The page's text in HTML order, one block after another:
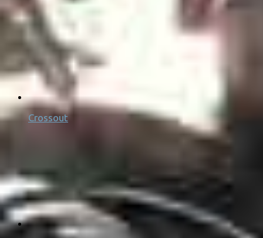
Crossout